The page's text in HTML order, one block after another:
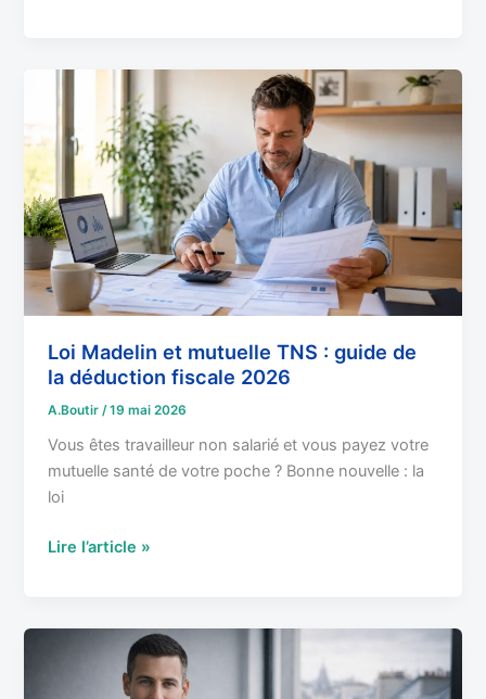
Loi Madelin et mutuelle TNS : guide de
la déduction fiscale 2026
A.Boutir /19 mai 2026
Vous êtes travailleur non salarié et vous payez votre
mutuelle santé de votre poche ? Bonne nouvelle : la
loi
Madelin
mutuelle
TNS
:
guide
de
la
déduction
fiscale
2026
Lire l’article »
SARL/EURL